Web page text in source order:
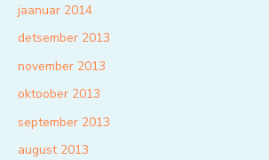
jaanuar 2014
detsember 2013
november 2013
oktoober 2013
september 2013
august 2013